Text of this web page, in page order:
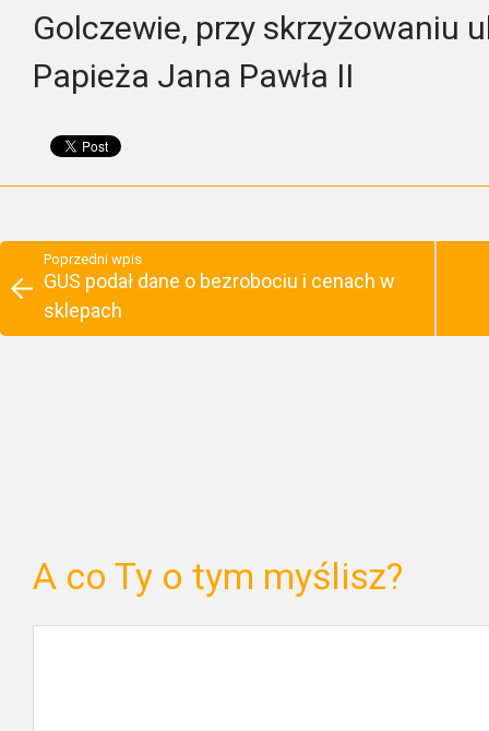
Golczewie, przy skrzyżowaniu
Papieża Jana Pawła II
Poprzedni wpis
GUS podał dane o bezrobociu i cenach w
sklepach
A co Ty o tym myślisz?